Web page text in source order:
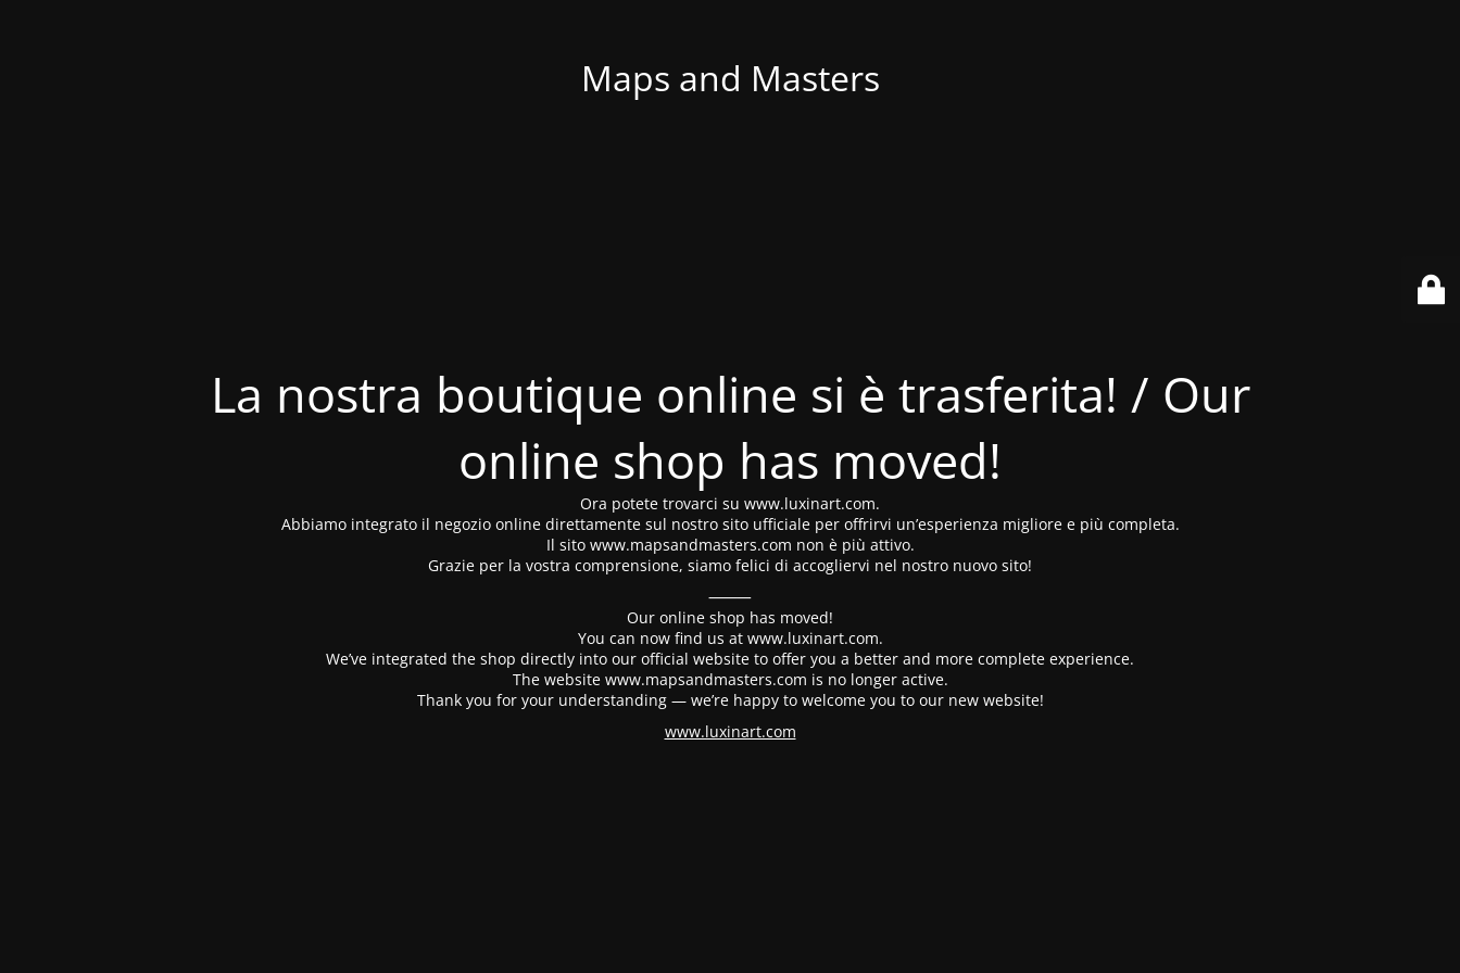
Maps and Masters
La nostra boutique online si è trasferita! / Our
online shop has moved!
Ora potete trovarci su www.luxinart.com.
Abbiamo integrato il negozio online direttamente sul nostro sito ufficiale per offrirvi un’esperienza migliore e più completa.
Il sito www.mapsandmasters.com non è più attivo.
Grazie per la vostra comprensione, siamo felici di accogliervi nel nostro nuovo sito!
⸻
Our online shop has moved!
You can now find us at www.luxinart.com.
We’ve integrated the shop directly into our official website to offer you a better and more complete experience.
The website www.mapsandmasters.com is no longer active.
Thank you for your understanding — we’re happy to welcome you to our new website!
www.luxinart.com